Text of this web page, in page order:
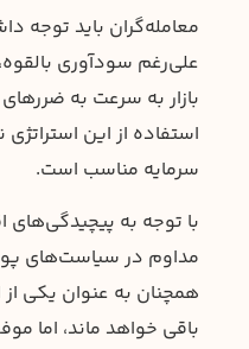
معامله‌گران باید توجه
علی‌رغم سودآوری
بازار به سرعت به
استفاده از این
سرمایه مناسب است.
با توجه به پیچیدگی‌های
مداوم در سیاست‌های
همچنان به عنوان یکی
باقی خواهد ماند، اما